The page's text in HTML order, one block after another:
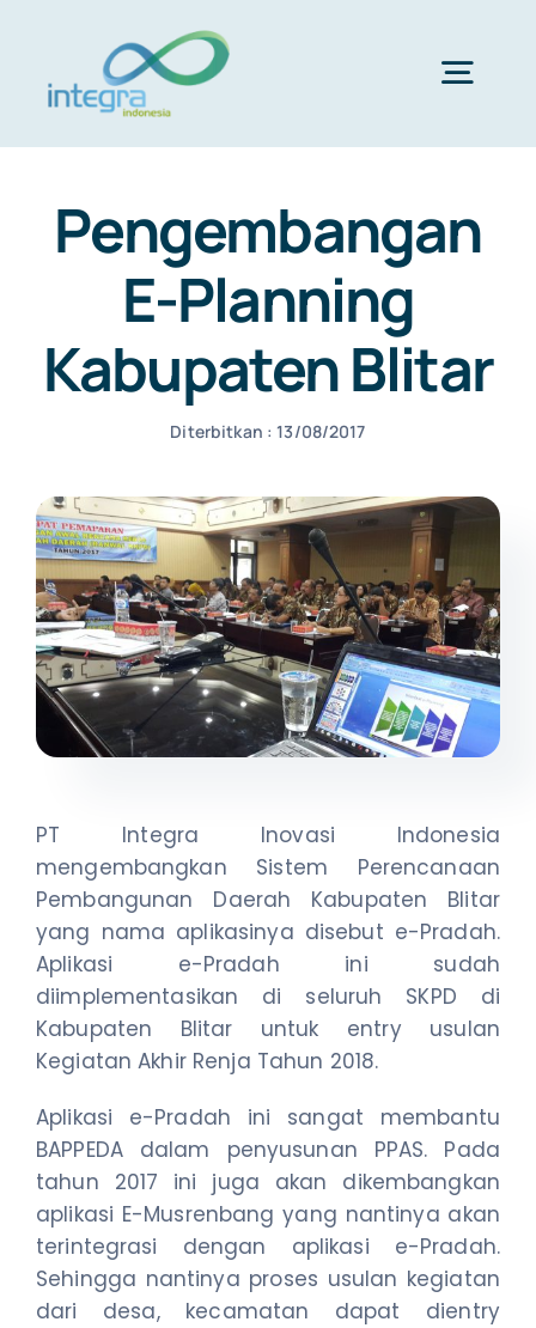
content
PRODUCTS & SERVICES
PORTFOLIO
CLIENTS
NEWS
CONTACT US
Pengembangan
E-Planning
Kabupaten Blitar
Diterbitkan : 13/08/2017
PT Integra Inovasi Indonesia
mengembangkan Sistem Perencanaan
Pembangunan Daerah Kabupaten Blitar
yang nama aplikasinya disebut e-Pradah.
Aplikasi e-Pradah ini sudah
diimplementasikan di seluruh SKPD di
Kabupaten Blitar untuk entry usulan
Kegiatan Akhir Renja Tahun 2018.
Aplikasi e-Pradah ini sangat membantu
BAPPEDA dalam penyusunan PPAS. Pada
tahun 2017 ini juga akan dikembangkan
aplikasi E-Musrenbang yang nantinya akan
terintegrasi dengan aplikasi e-Pradah.
Sehingga nantinya proses usulan kegiatan
dari desa, kecamatan dapat dientry